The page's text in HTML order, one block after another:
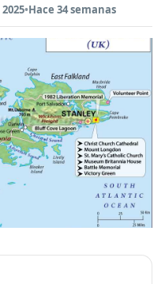
•Hace 34 semanas